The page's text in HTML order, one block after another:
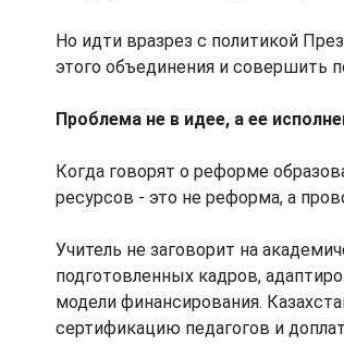
Но идти вразрез с политикой
этого объединения и совершить
Проблема не в идее, а ее
Когда говорят о реформе
ресурсов - это не реформа, а
Учитель не заговорит на
подготовленных кадров,
модели финансирования.
сертификацию педагогов и